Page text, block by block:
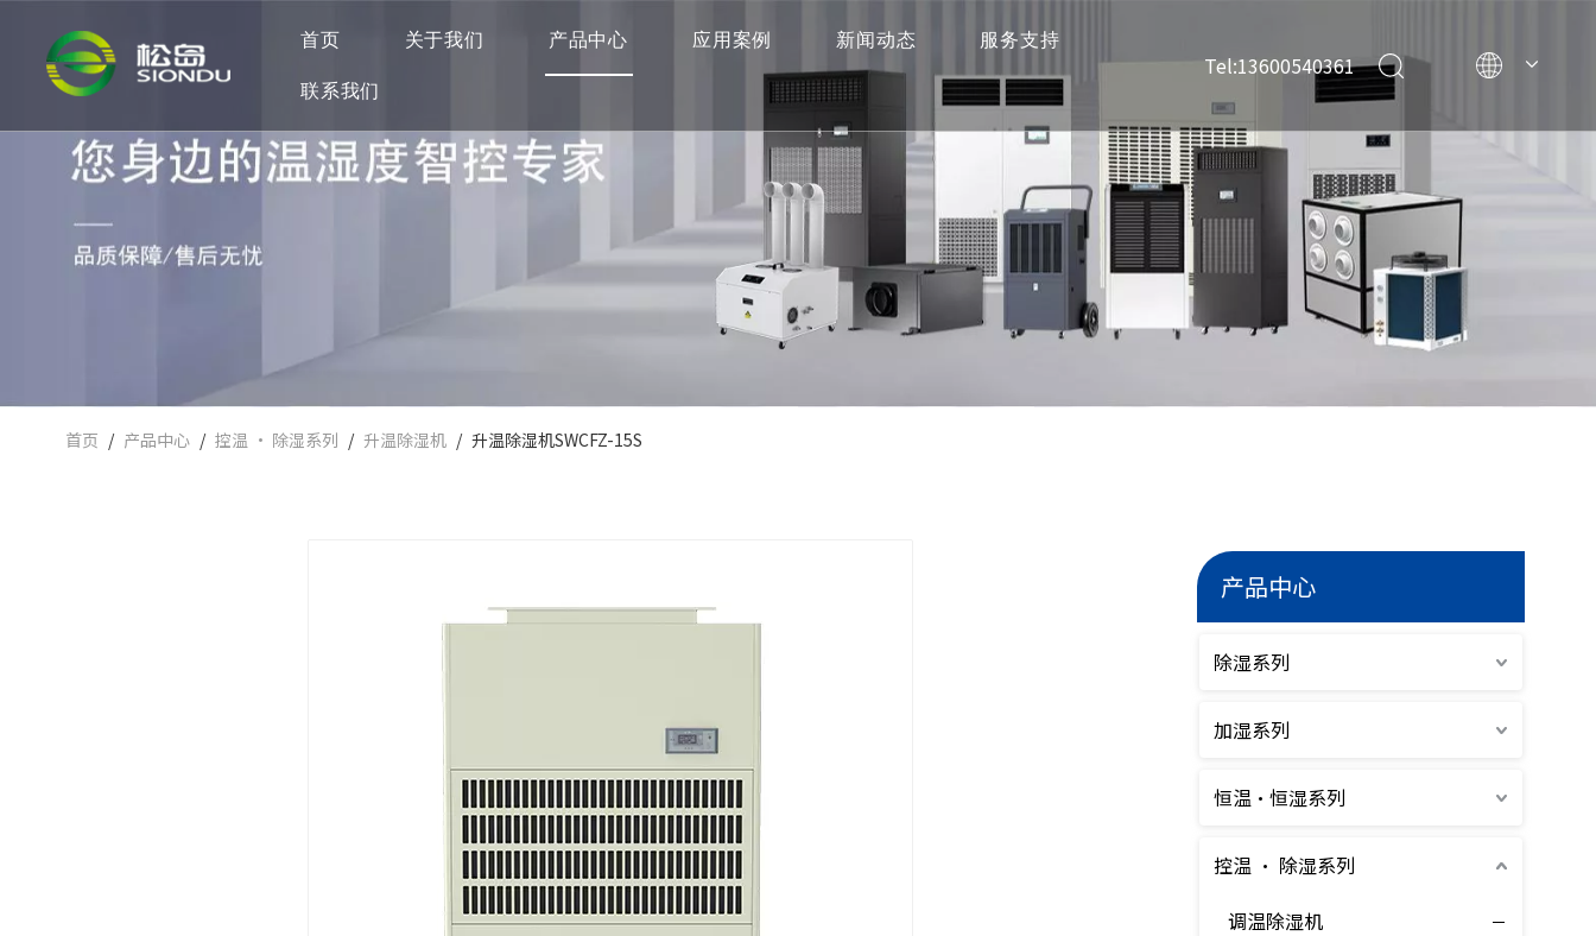
首页 关于我们 产品中心 应用案例 新闻动态
服务支持
联系我们
Tel:13600540361
首页 / 产品中心 / 控温 · 除湿系列 / 升温除湿机 / 升温除湿机SWCFZ-15S
产品中心
除湿系列
加湿系列
恒温·恒湿系列
控温 · 除湿系列
调温除湿机